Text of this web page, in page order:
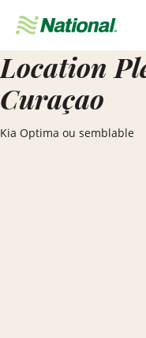
navigation
Location
Curaçao
Kia Optima ou semblable